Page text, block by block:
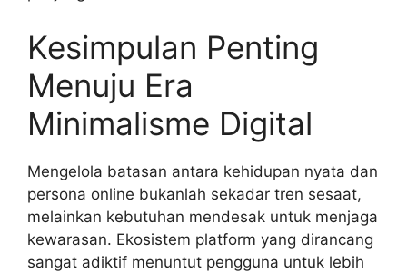
Kesimpulan Penting
Menuju Era
Minimalisme Digital
Mengelola batasan antara kehidupan nyata dan
persona online bukanlah sekadar tren sesaat,
melainkan kebutuhan mendesak untuk menjaga
kewarasan. Ekosistem platform yang dirancang
sangat adiktif menuntut pengguna untuk lebih